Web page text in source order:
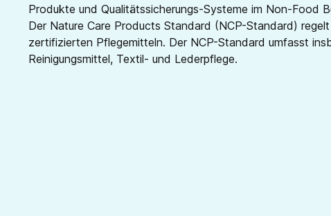
Produkte und Qualitätssicherungs-Systeme im Non-Food
Der Nature Care Products Standard (NCP-Standard)
zertifizierten Pflegemitteln. Der NCP-Standard umfasst
Reinigungsmittel, Textil- und Lederpflege.